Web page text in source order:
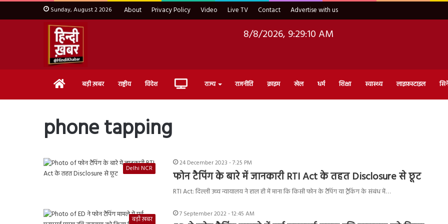
Sunday, August 2 2026 About Privacy Policy Video Live TV Contact Advertise with us
8/8/2026, 9:29:11 AM
Home बड़ी ख़बर राष्ट्रीय विदेश Live राज्य राजनीति क्राइम खेल धर्म शिक्षा स्वास्थ्य लाइफ़स्टाइल
phone tapping
Delhi NCR
24 December 2023 - 7:25 PM
फोन टैपिंग के बारे में जानकारी RTI Act के तहत Disclosure से छूट
RTI Act: दिल्ली उच्च न्यायालय ने हाल ही में माना कि किसी फोन के टैपिंग या ट्रैकिंग के संबंध में…
बड़ी ख़बर
7 September 2022 - 12:45 AM